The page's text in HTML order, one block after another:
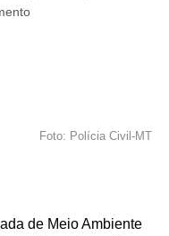
Foto: Polícia Civil-MT
de Meio Ambiente